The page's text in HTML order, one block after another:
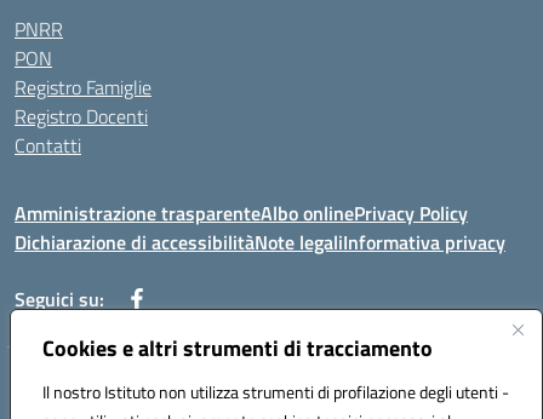
Cookies e altri strumenti di tracciamento
Il nostro Istituto non utilizza strumenti di profilazione degli utenti -
PNRR
PON
Registro Famiglie
Registro Docenti
Contatti
Amministrazione trasparenteAlbo onlinePrivacy Policy
Dichiarazione di accessibilitàNote legaliInformativa privacy
Seguici su:
VIA MONTALE SNC 81100 CASERTA (CE)